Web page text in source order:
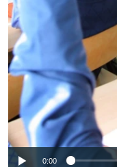
0:00